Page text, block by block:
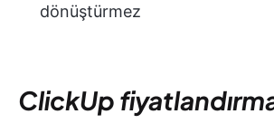
dönüştürmez
ClickUp